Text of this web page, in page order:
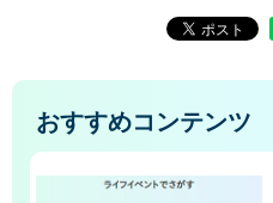
おすすめコンテンツ